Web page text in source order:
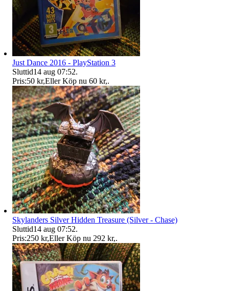
Just Dance 2016 - PlayStation 3
Sluttid14 aug 07:52.
Pris:50 kr,Eller Köp nu 60 kr,.
Skylanders Silver Hidden Treasure (Silver - Chase)
Sluttid14 aug 07:52.
Pris:250 kr,Eller Köp nu 292 kr,.